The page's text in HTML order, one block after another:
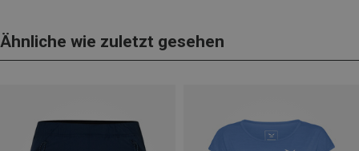
Ähnliche wie zuletzt gesehen